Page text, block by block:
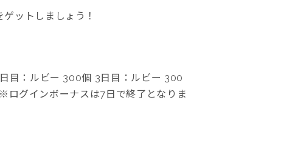
ットしましょう！
目：ルビー 300個 3日目：ルビー 300
グインボーナスは7日で終了となりま